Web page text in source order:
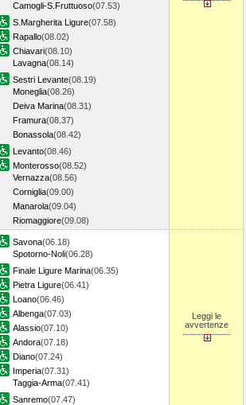
Camogli-S.Fruttuoso(07.53)
S.Margherita Ligure(07.58)
Rapallo(08.02)
Chiavari(08.10)
Lavagna(08.14)
Sestri Levante(08.19)
Moneglia(08.26)
Deiva Marina(08.31)
Framura(08.37)
Bonassola(08.42)
Levanto(08.46)
Monterosso(08.52)
Vernazza(08.56)
Corniglia(09.00)
Manarola(09.04)
Riomaggiore(09.08)
Savona(06.18)
Spotorno-Noli(06.28)
Finale Ligure Marina(06.35)
Pietra Ligure(06.41)
Loano(06.46)
Albenga(07.03)
Alassio(07.10)
Andora(07.18)
Diano(07.24)
Imperia(07.31)
Taggia-Arma(07.41)
Sanremo(07.47)
Leggi le
avvertenze